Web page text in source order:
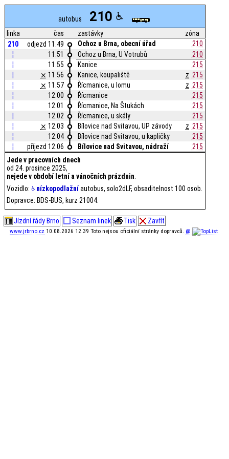
autobus 210
linka čas zastávky
zóna
210
odjezd 11.49 Ochoz u Brna, obecní úřad
210
¦
11.51 Ochoz u Brna, U Votrubů
210
¦
11.55 Kanice
215
¦
⨯ 11.56 Kanice, koupaliště z 215
¦
⨯ 11.57 Řícmanice, u lomu z 215
¦
12.00 Řícmanice
215
¦
12.01 Řícmanice, Na Štukách
215
¦
12.02 Řícmanice, u skály
215
¦
⨯ 12.03 Bílovice nad Svitavou, UP závody z 215
¦
12.04 Bílovice nad Svitavou, u kapličky
215
¦
příjezd 12.06 Bílovice nad Svitavou, nádraží
215
Jede v pracovních dnech
od 24. prosince 2025,
nejede v období letní a vánočních prázdnin
Vozidlo: nízkopodlažníautobus, solo2dLF, obsaditelnost 100 osob.
Dopravce: BDS-BUS, kurz 21004.
Jízdní řády Brno Seznam linek Tisk Zavřít
www.jrbrno.cz 10.08.2026 12.39 Toto nejsou oficiální stránky dopravců. @